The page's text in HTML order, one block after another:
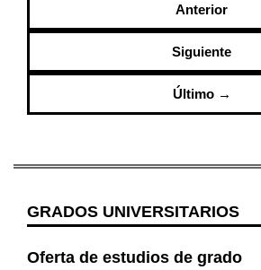
Anterior
Siguiente
Último →
GRADOS UNIVERSITARIOS
Oferta de estudios de grado